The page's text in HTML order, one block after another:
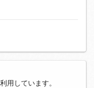
用しています。